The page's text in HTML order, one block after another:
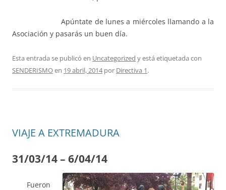
Apúntate de lunes a miércoles llamando a la
Asociación y pasarás un buen día.
Esta entrada se publicó en Uncategorized y está etiquetada con
SENDERISMOen 19 abril, 2014por Directiva 1.
VIAJE A EXTREMADURA
31/03/14 – 6/04/14
Fueron